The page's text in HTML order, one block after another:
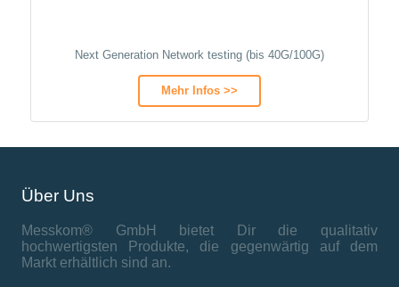
Next Generation Network testing (bis 40G/100G)
Mehr Infos >>
Über Uns
Messkom® GmbH bietet Dir die qualitativ
hochwertigsten Produkte, die gegenwärtig auf dem
Markt erhältlich sind an.